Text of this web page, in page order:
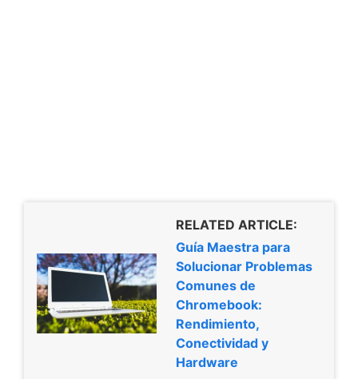
RELATED ARTICLE:
Guía Maestra para
Solucionar Problemas
Comunes de
Chromebook:
Rendimiento,
Conectividad y
Hardware